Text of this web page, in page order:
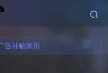
补贴家用
告补贴家用